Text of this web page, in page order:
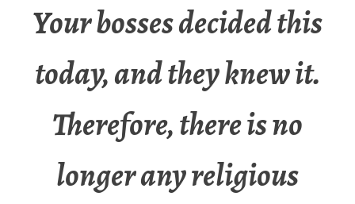
Your bosses decided this
today, and they knew it.
Therefore, there is no
longer any religious